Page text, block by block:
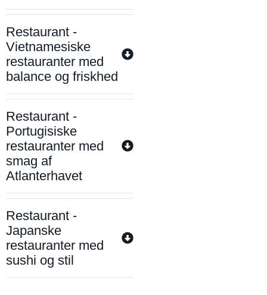
Restaurant -
Vietnamesiske
restauranter med
balance og friskhed
Restaurant -
Portugisiske
restauranter med
smag af
Atlanterhavet
Restaurant -
Japanske
restauranter med
sushi og stil